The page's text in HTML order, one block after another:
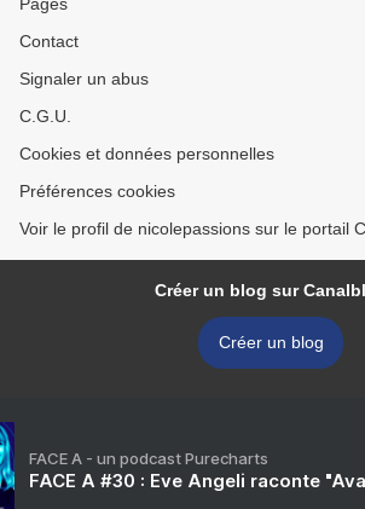
Contact
Signaler un abus
C.G.U.
Cookies et données personnelles
Préférences cookies
Voir le profil de nicolepassions sur le portail
Créer un blog sur
Créer un blog
FACE A - un podcast Purecharts
FACE A #30 : Eve Angeli raconte